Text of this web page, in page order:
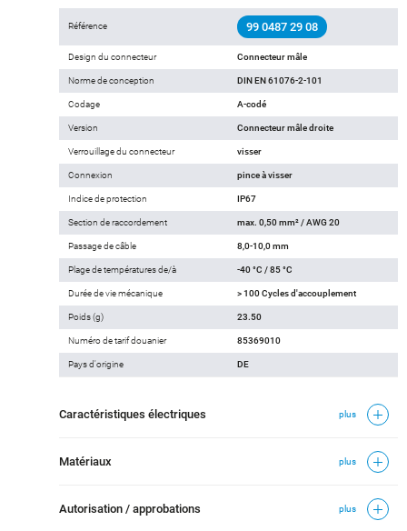
Référence 99 0487 29 08
Design du connecteur Connecteur mâle
Norme de conception DIN EN 61076-2-101
Codage A-codé
Version Connecteur mâle droite
Verrouillage du connecteur visser
Connexion pince à visser
Indice de protection IP67
Section de raccordement max. 0,50 mm² / AWG 20
Passage de câble 8,0-10,0 mm
Plage de températures de/à -40 °C / 85 °C
Durée de vie mécanique > 100 Cycles d'accouplement
Poids (g) 23.50
Numéro de tarif douanier 85369010
Pays d'origine DE
Caractéristiques électriques plus
Matériaux plus
Autorisation / approbations plus